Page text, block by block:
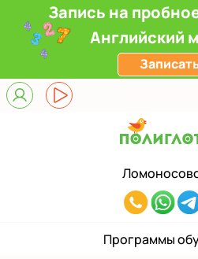
Запись на
Английский
Выберите
Верхние
ЖК Прокшино
8(916)241-
33
Программы